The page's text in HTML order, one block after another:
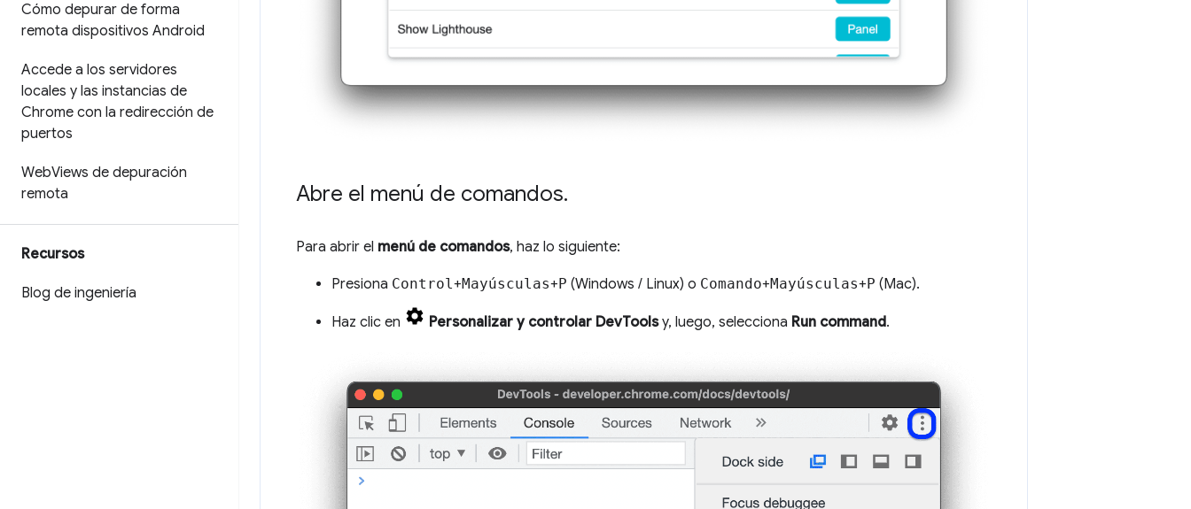
Cómo depurar de forma
remota dispositivos Android
Accede a los servidores
locales y las instancias de
Chrome con la redirección de
puertos
WebViews de depuración
remota
Recursos
Blog de ingeniería
Abre el menú de comandos.
Para abrir el menú de comandos, haz lo siguiente:
Presiona Control +Mayúsculas+P (Windows / Linux) o Comando+Mayúsculas+P (Mac).
Haz clic en Personalizar y controlar DevToolsy, luego, selecciona Run command.